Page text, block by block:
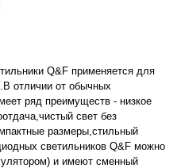
Q&F применяется для
отличии от обычных
ряд преимуществ - низкое
свет без
размеры,стильный
светильников Q&F можно
и имеют сменный